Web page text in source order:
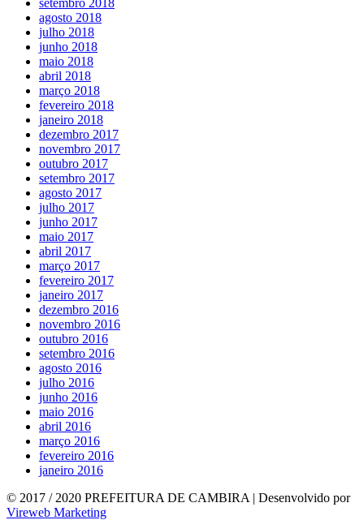
setembro 2018
agosto 2018
julho 2018
junho 2018
maio 2018
abril 2018
março 2018
fevereiro 2018
janeiro 2018
dezembro 2017
novembro 2017
outubro 2017
setembro 2017
agosto 2017
julho 2017
junho 2017
maio 2017
abril 2017
março 2017
fevereiro 2017
janeiro 2017
dezembro 2016
novembro 2016
outubro 2016
setembro 2016
agosto 2016
julho 2016
junho 2016
maio 2016
abril 2016
março 2016
fevereiro 2016
janeiro 2016
© 2017 / 2020 PREFEITURA DE CAMBIRA | Desenvolvido por
Vireweb Marketing